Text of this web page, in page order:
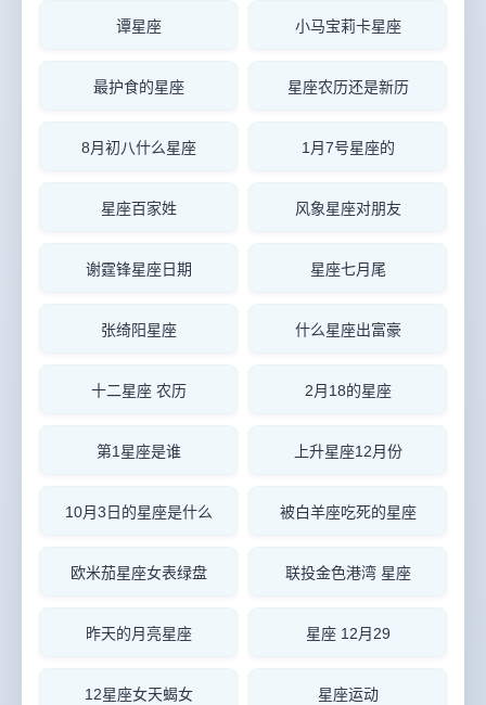
谭星座 小马宝莉卡星座
最护食的星座 星座农历还是新历
8月初八什么星座 1月7号星座的
星座百家姓 风象星座对朋友
谢霆锋星座日期 星座七月尾
张绮阳星座 什么星座出富豪
十二星座 农历 2月18的星座
第1星座是谁 上升星座12月份
10月3日的星座是什么 被白羊座吃死的星座
欧米茄星座女表绿盘 联投金色港湾 星座
昨天的月亮星座 星座 12月29
12星座女天蝎女 星座运动